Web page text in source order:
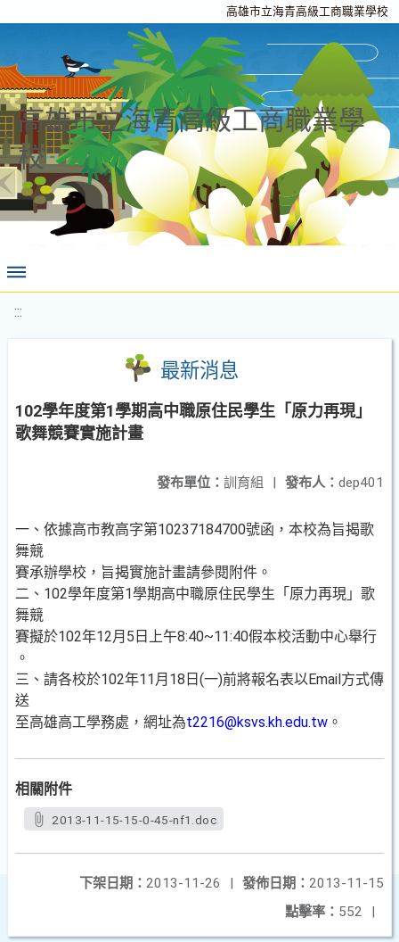
高雄市立海青高級工商職業學校
高雄市立海青高級工商職業學
校
:::
最新消息
102學年度第1學期高中職原住民學生「原力再現」
歌舞競賽實施計畫
發布人： dep401
發布單位： 訓育組 |
一、依據高市教高字第10237184700號函，本校為旨揭歌
舞競
賽承辦學校，旨揭實施計畫請參閱附件。
二、102學年度第1學期高中職原住民學生「原力再現」歌
舞競
賽擬於102年12月5日上午8:40~11:40假本校活動中心舉行
。
三、請各校於102年11月18日(一)前將報名表以Email方式傳
送
至高雄高工學務處，網址為t2216@ksvs.kh.edu.tw 。
相關附件
2013-11-15-15-0-45-nf1.doc
發佈日期： 2013-11-15
下架日期： 2013-11-26
|
點擊率： 552 |